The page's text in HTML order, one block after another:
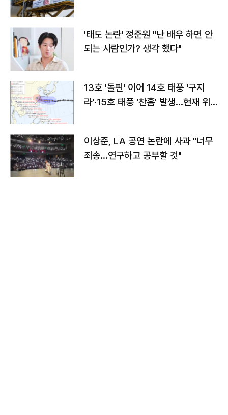
'태도 논란' 정준원 "난 배우 하면 안
되는 사람인가? 생각 했다"
13호 '돌핀' 이어 14호 태풍 '구지
라'·15호 태풍 '찬홈' 발생…현재 위
이상준, LA 공연 논란에 사과 "너무
죄송…연구하고 공부할 것"